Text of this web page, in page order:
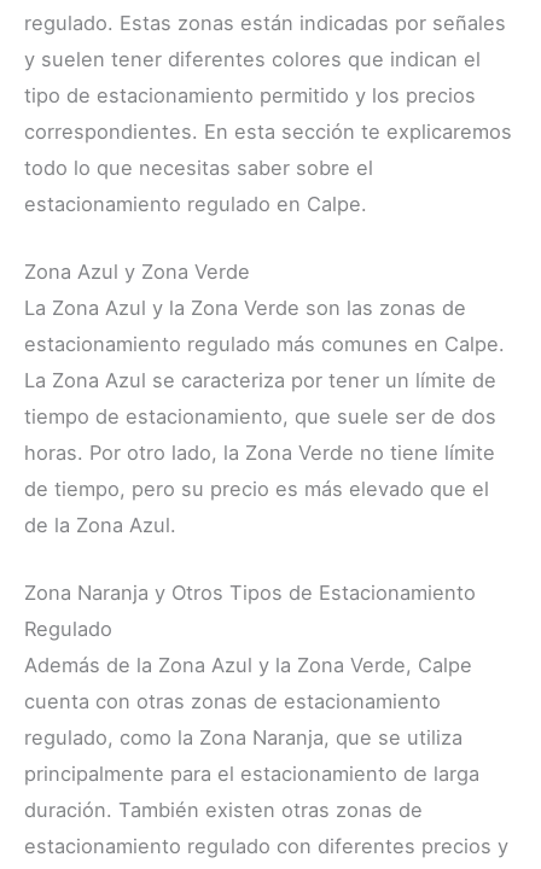
regulado. Estas zonas están indicadas por señales
y suelen tener diferentes colores que indican el
tipo de estacionamiento permitido y los precios
correspondientes. En esta sección te explicaremos
todo lo que necesitas saber sobre el
estacionamiento regulado en Calpe.
Zona Azul y Zona Verde
La Zona Azul y la Zona Verde son las zonas de
estacionamiento regulado más comunes en Calpe.
La Zona Azul se caracteriza por tener un límite de
tiempo de estacionamiento, que suele ser de dos
horas. Por otro lado, la Zona Verde no tiene límite
de tiempo, pero su precio es más elevado que el
de la Zona Azul.
Zona Naranja y Otros Tipos de Estacionamiento
Regulado
Además de la Zona Azul y la Zona Verde, Calpe
cuenta con otras zonas de estacionamiento
regulado, como la Zona Naranja, que se utiliza
principalmente para el estacionamiento de larga
duración. También existen otras zonas de
estacionamiento regulado con diferentes precios y